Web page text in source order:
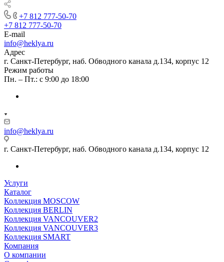
+7 812 777-50-70
+7 812 777-50-70
E-mail
info@heklya.ru
Адрес
г. Санкт-Петербург, наб. Обводного канала д.134, корпус 12
Режим работы
Пн. – Пт.: с 9:00 до 18:00
info@heklya.ru
г. Санкт-Петербург, наб. Обводного канала д.134, корпус 12
Услуги
Каталог
Коллекция MOSCOW
Коллекция BERLIN
Коллекция VANCOUVER2
Коллекция VANCOUVER3
Коллекция SMART
Компания
О компании